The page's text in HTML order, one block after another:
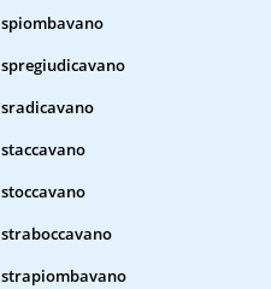
spiombavano
spregiudicavano
sradicavano
staccavano
stoccavano
straboccavano
strapiombavano